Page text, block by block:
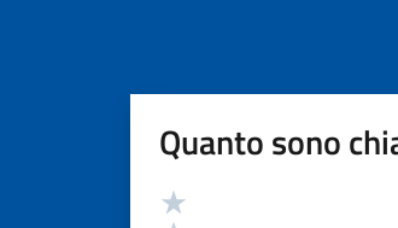
Quanto sono
Valutazione